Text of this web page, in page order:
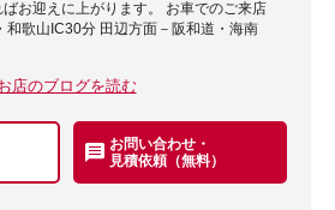
お迎えに上がります。 お車でのご来店
和歌山IC30分 田辺方面－阪和道・海南
店のブログを読む
お問い合わせ・
見積依頼（無料）